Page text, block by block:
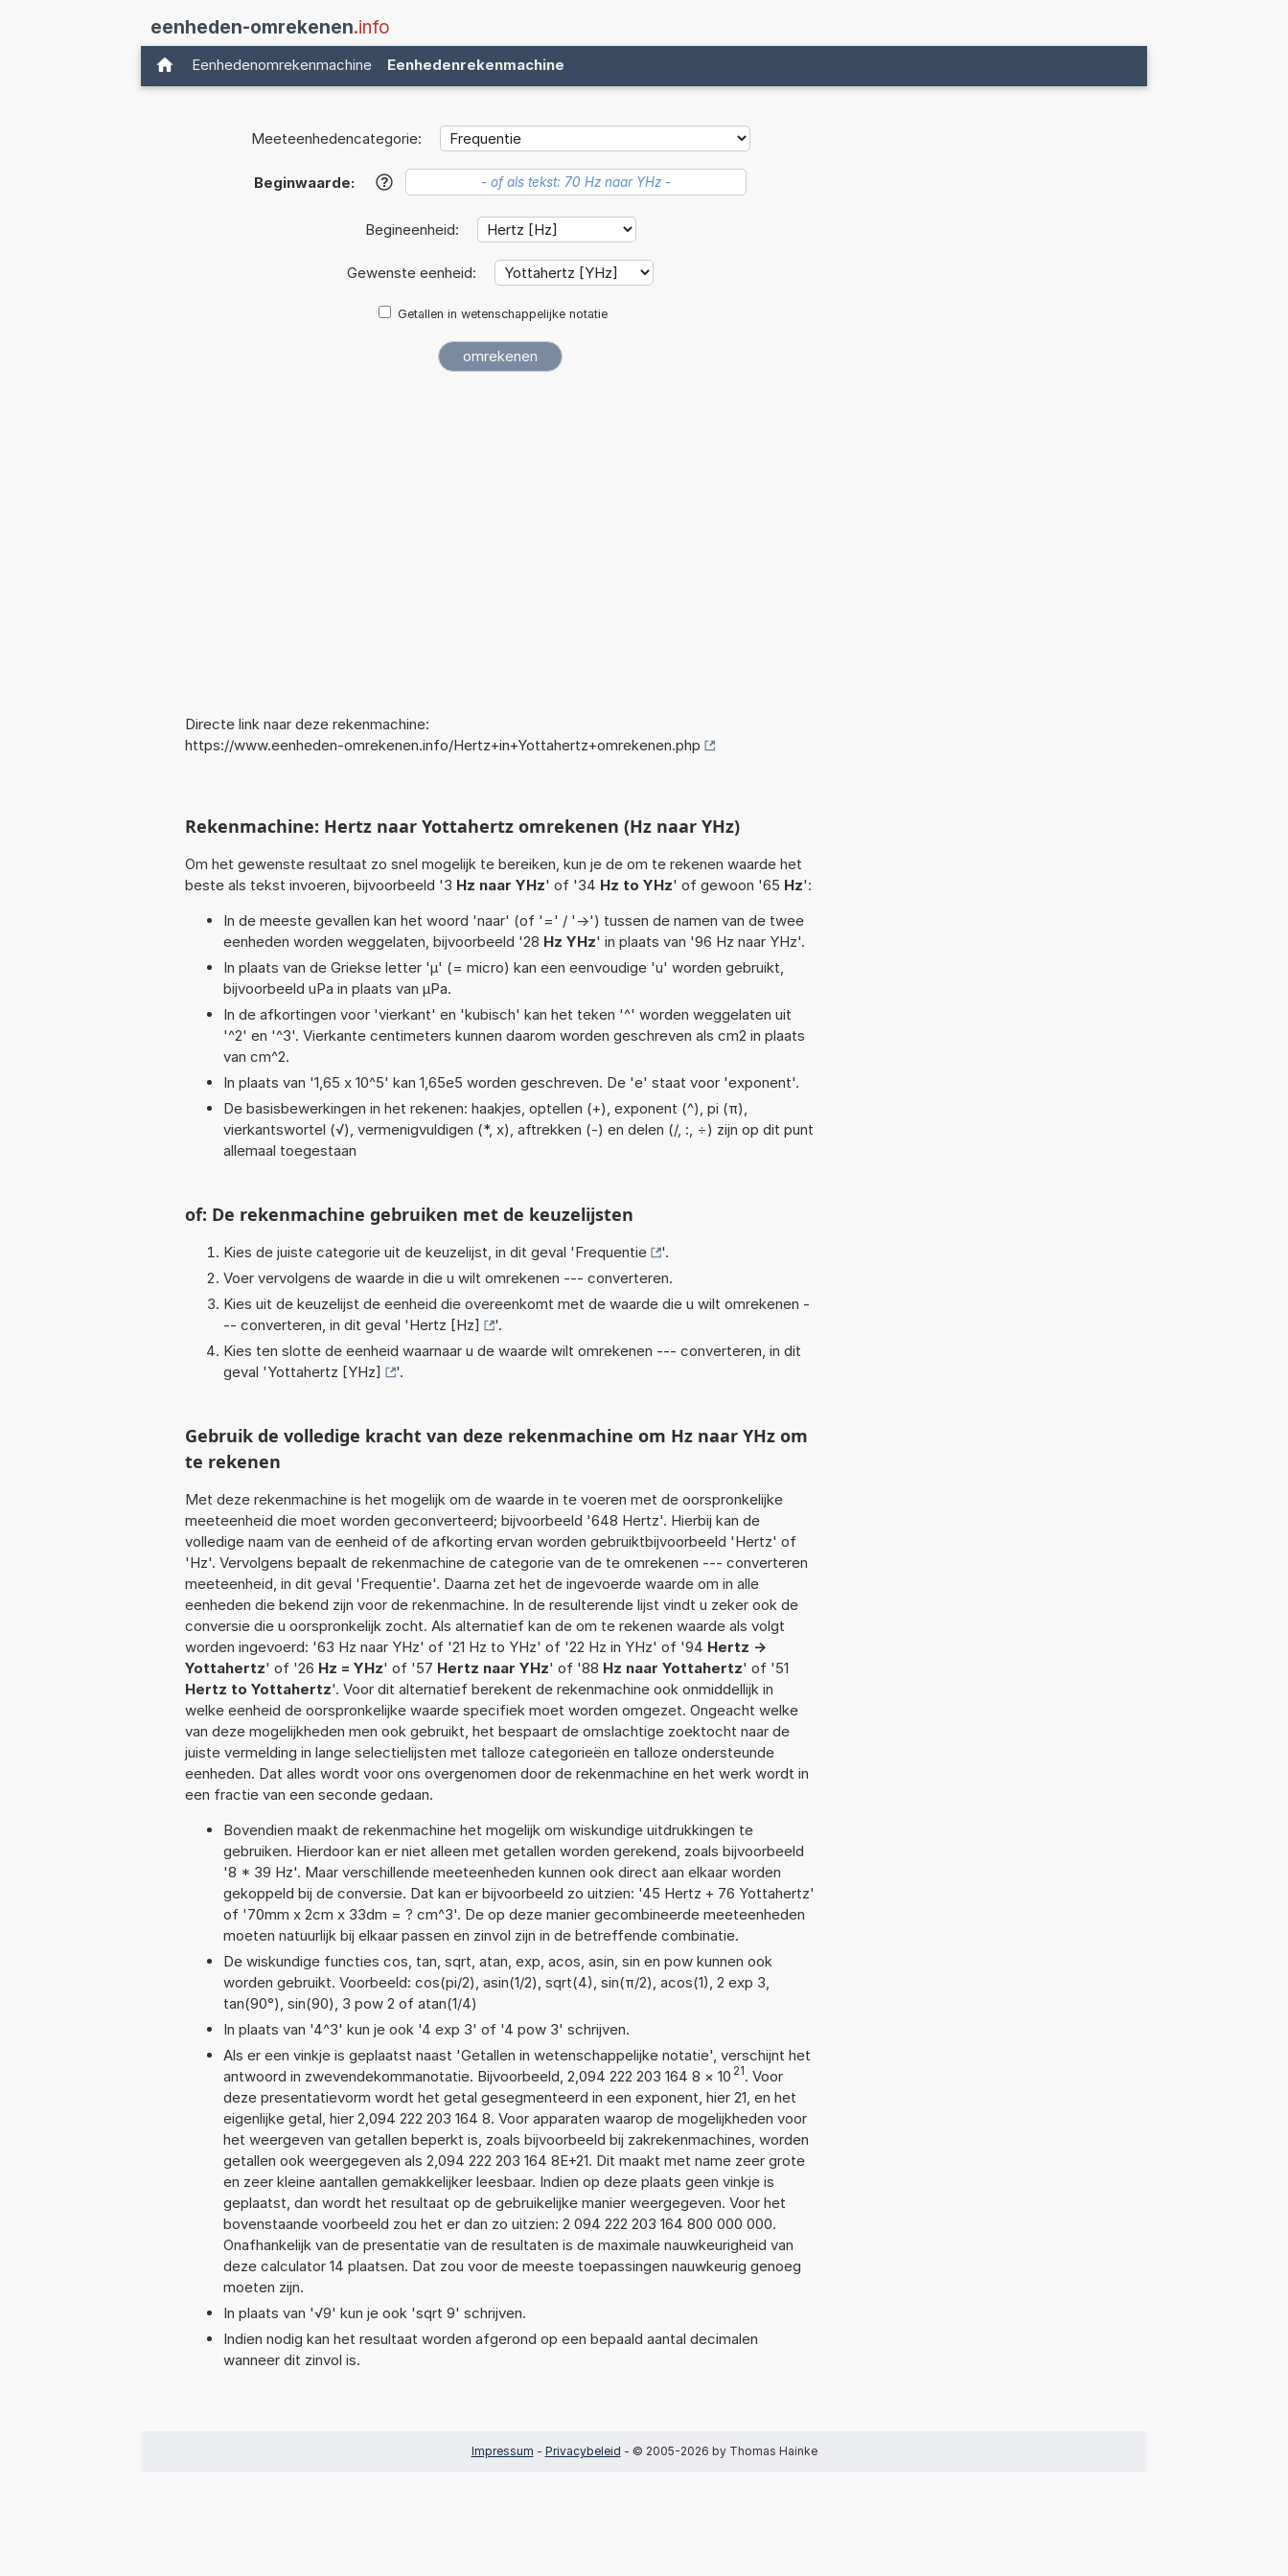
eenheden-omrekenen.info
Eenhedenomrekenmachine Eenhedenrekenmachine
Meeteenhedencategorie:
Beginwaarde: ?
Begineenheid:
Gewenste eenheid:
Getallen in wetenschappelijke notatie
Directe link naar deze rekenmachine:
https://www.eenheden-omrekenen.info/Hertz+in+Yottahertz+omrekenen.php
Rekenmachine: Hertz naar Yottahertz omrekenen (Hz naar YHz)
Om het gewenste resultaat zo snel mogelijk te bereiken, kun je de om te rekenen waarde het
beste als tekst invoeren, bijvoorbeeld '3 Hz naar YHz' of '34 Hz to YHz' of gewoon '65 Hz':
In de meeste gevallen kan het woord 'naar' (of '=' / '->') tussen de namen van de twee
eenheden worden weggelaten, bijvoorbeeld '28 Hz YHz' in plaats van '96 Hz naar YHz'.
In plaats van de Griekse letter 'µ' (= micro) kan een eenvoudige 'u' worden gebruikt,
bijvoorbeeld uPa in plaats van µPa.
In de afkortingen voor 'vierkant' en 'kubisch' kan het teken '^' worden weggelaten uit
'^2' en '^3'. Vierkante centimeters kunnen daarom worden geschreven als cm2 in plaats
van cm^2.
In plaats van '1,65 x 10^5' kan 1,65e5 worden geschreven. De 'e' staat voor 'exponent'.
De basisbewerkingen in het rekenen: haakjes, optellen (+), exponent (^), pi (π),
vierkantswortel (√), vermenigvuldigen (*, x), aftrekken (-) en delen (/, :, ÷) zijn op dit punt
allemaal toegestaan
of: De rekenmachine gebruiken met de keuzelijsten
Kies de juiste categorie uit de keuzelijst, in dit geval 'Frequentie
'.
Voer vervolgens de waarde in die u wilt omrekenen --- converteren.
Kies uit de keuzelijst de eenheid die overeenkomt met de waarde die u wilt omrekenen -
-- converteren, in dit geval 'Hertz [Hz]
'.
Kies ten slotte de eenheid waarnaar u de waarde wilt omrekenen --- converteren, in dit
geval 'Yottahertz [YHz] '.
Gebruik de volledige kracht van deze rekenmachine om Hz naar YHz om
te rekenen
Met deze rekenmachine is het mogelijk om de waarde in te voeren met de oorspronkelijke
meeteenheid die moet worden geconverteerd; bijvoorbeeld '648 Hertz'. Hierbij kan de
volledige naam van de eenheid of de afkorting ervan worden gebruiktbijvoorbeeld 'Hertz' of
'Hz'. Vervolgens bepaalt de rekenmachine de categorie van de te omrekenen --- converteren
meeteenheid, in dit geval 'Frequentie'. Daarna zet het de ingevoerde waarde om in alle
eenheden die bekend zijn voor de rekenmachine. In de resulterende lijst vindt u zeker ook de
conversie die u oorspronkelijk zocht. Als alternatief kan de om te rekenen waarde als volgt
worden ingevoerd: '63 Hz naar YHz' of '21 Hz to YHz' of '22 Hz in YHz' of '94 Hertz ->
Yottahertz' of '26 Hz = YHz' of '57 Hertz naar YHz' of '88 Hz naar Yottahertz' of '51
Hertz to Yottahertz'. Voor dit alternatief berekent de rekenmachine ook onmiddellijk in
welke eenheid de oorspronkelijke waarde specifiek moet worden omgezet. Ongeacht welke
van deze mogelijkheden men ook gebruikt, het bespaart de omslachtige zoektocht naar de
juiste vermelding in lange selectielijsten met talloze categorieën en talloze ondersteunde
eenheden. Dat alles wordt voor ons overgenomen door de rekenmachine en het werk wordt in
een fractie van een seconde gedaan.
Bovendien maakt de rekenmachine het mogelijk om wiskundige uitdrukkingen te
gebruiken. Hierdoor kan er niet alleen met getallen worden gerekend, zoals bijvoorbeeld
'8 * 39 Hz'. Maar verschillende meeteenheden kunnen ook direct aan elkaar worden
gekoppeld bij de conversie. Dat kan er bijvoorbeeld zo uitzien: '45 Hertz + 76 Yottahertz'
of '70mm x 2cm x 33dm = ? cm^3'. De op deze manier gecombineerde meeteenheden
moeten natuurlijk bij elkaar passen en zinvol zijn in de betreffende combinatie.
De wiskundige functies cos, tan, sqrt, atan, exp, acos, asin, sin en pow kunnen ook
worden gebruikt. Voorbeeld: cos(pi/2), asin(1/2), sqrt(4), sin(π/2), acos(1), 2 exp 3,
tan(90°), sin(90), 3 pow 2 of atan(1/4)
In plaats van '4^3' kun je ook '4 exp 3' of '4 pow 3' schrijven.
Als er een vinkje is geplaatst naast 'Getallen in wetenschappelijke notatie', verschijnt het
antwoord in zwevendekommanotatie. Bijvoorbeeld, 2,094 222 203 164 8 × 10 21. Voor
deze presentatievorm wordt het getal gesegmenteerd in een exponent, hier 21, en het
eigenlijke getal, hier 2,094 222 203 164 8. Voor apparaten waarop de mogelijkheden voor
het weergeven van getallen beperkt is, zoals bijvoorbeeld bij zakrekenmachines, worden
getallen ook weergegeven als 2,094 222 203 164 8E+21. Dit maakt met name zeer grote
en zeer kleine aantallen gemakkelijker leesbaar. Indien op deze plaats geen vinkje is
geplaatst, dan wordt het resultaat op de gebruikelijke manier weergegeven. Voor het
bovenstaande voorbeeld zou het er dan zo uitzien: 2 094 222 203 164 800 000 000.
Onafhankelijk van de presentatie van de resultaten is de maximale nauwkeurigheid van
deze calculator 14 plaatsen. Dat zou voor de meeste toepassingen nauwkeurig genoeg
moeten zijn.
In plaats van '√9' kun je ook 'sqrt 9' schrijven.
Indien nodig kan het resultaat worden afgerond op een bepaald aantal decimalen
wanneer dit zinvol is.
Impressum - Privacybeleid - © 2005-2026 by Thomas Hainke